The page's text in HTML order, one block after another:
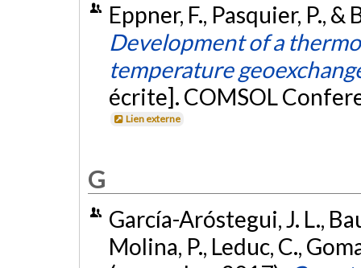
Eppner, F., Pasquier, P.,
Development of a
temperature
écrite]. COMSOL
Lien externe
G
García-Aróstegui, J. L.,
Molina, P., Leduc, C.,